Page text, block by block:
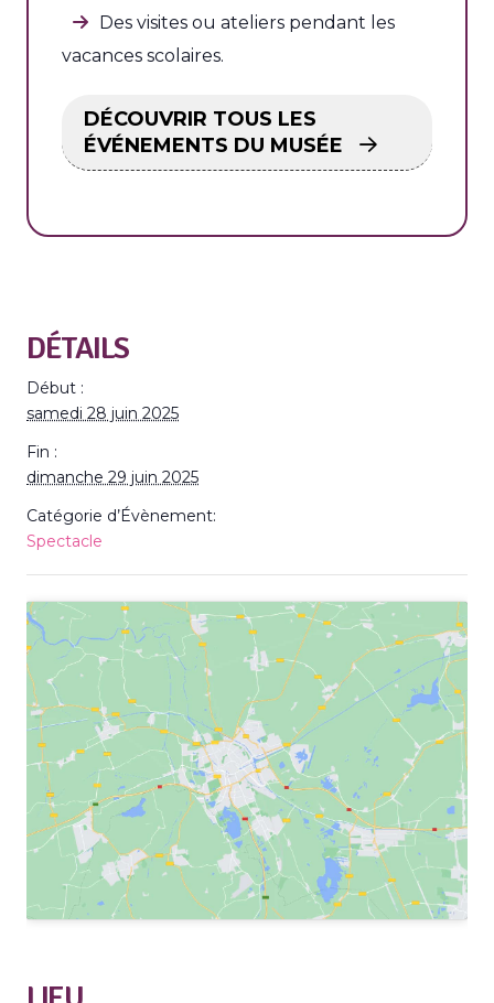
Des visites ou ateliers pendant les
vacances scolaires.
DÉCOUVRIR TOUS LES
ÉVÉNEMENTS DU MUSÉE
DÉTAILS
Début :
samedi 28 juin 2025
Fin :
dimanche 29 juin 2025
Catégorie d’Évènement:
Spectacle